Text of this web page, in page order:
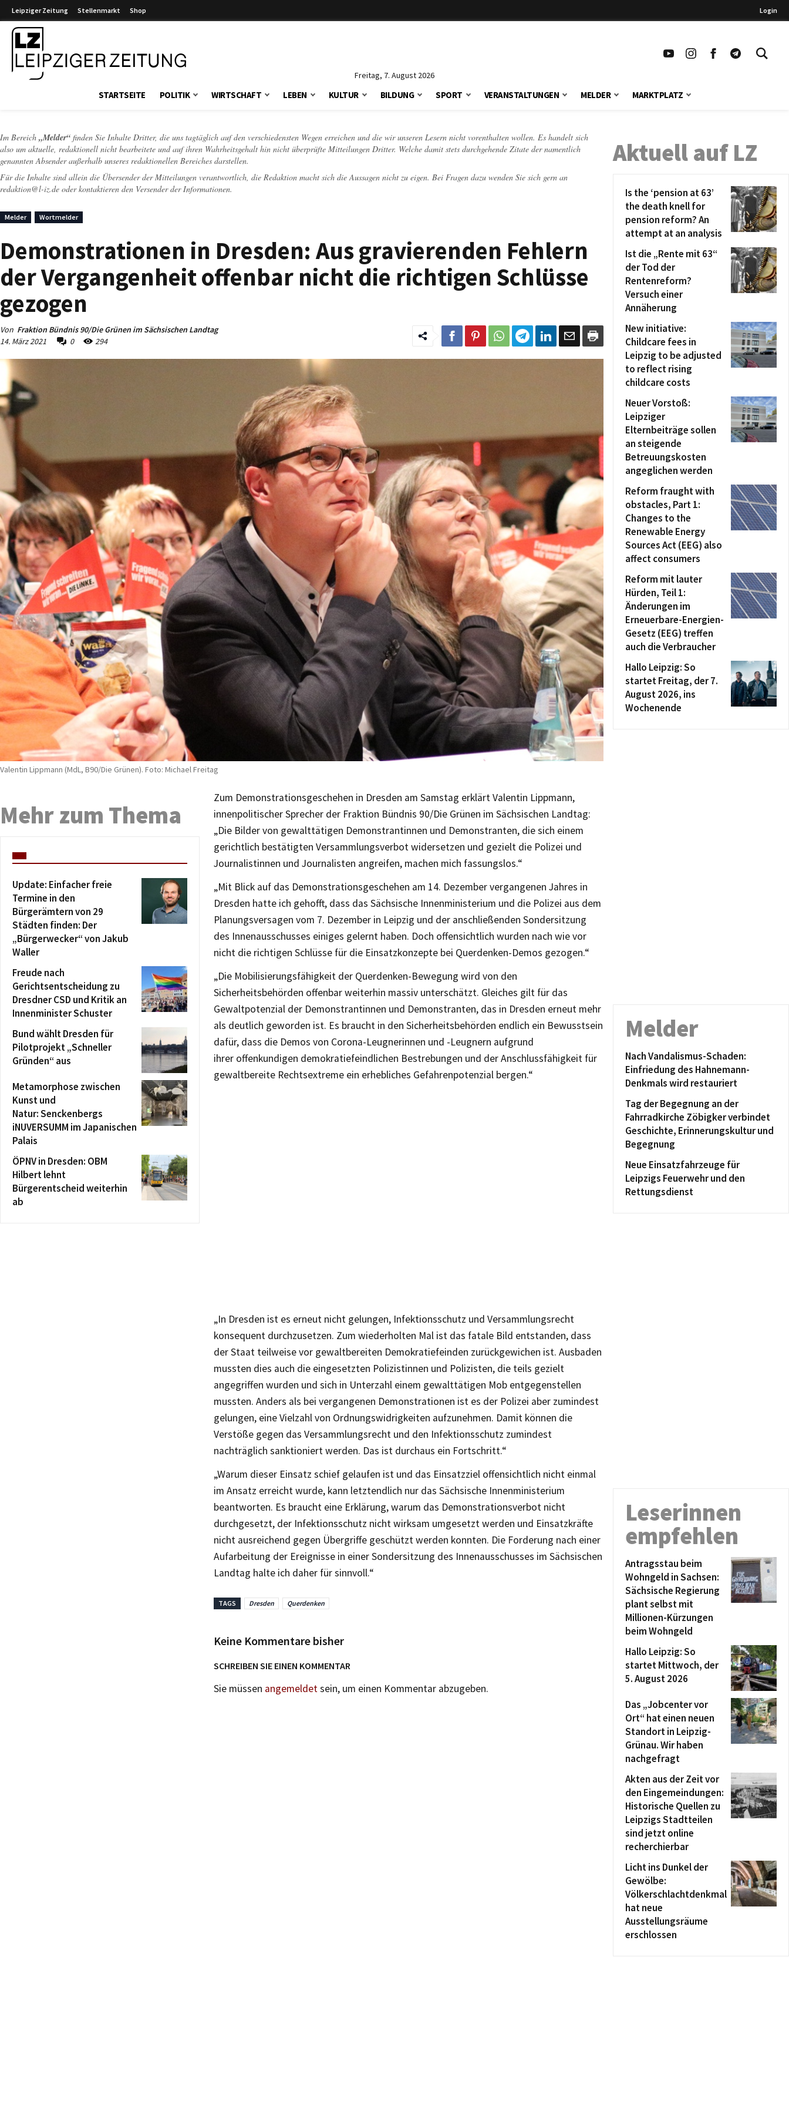
Leipziger Zeitung Stellenmarkt Shop Login
Freitag, 7. August 2026
STARTSEITE POLITIK WIRTSCHAFT LEBEN KULTUR BILDUNG SPORT VERANSTALTUNGEN MELDER MARKTPLATZ
Im Bereich „Melder“ finden Sie Inhalte Dritter, die uns tagtäglich auf den verschiedensten Wegen erreichen und die wir unseren Lesern nicht vorenthalten wollen. Es handelt sich
also um aktuelle, redaktionell nicht bearbeitete und auf ihren Wahrheitsgehalt hin nicht überprüfte Mitteilungen Dritter. Welche damit stets durchgehende Zitate der namentlich
genannten Absender außerhalb unseres redaktionellen Bereiches darstellen.
Für die Inhalte sind allein die Übersender der Mitteilungen verantwortlich, die Redaktion macht sich die Aussagen nicht zu eigen. Bei Fragen dazu wenden Sie sich gern an
redaktion@l-iz.de oder kontaktieren den Versender der Informationen.
Melder Wortmelder
Demonstrationen in Dresden: Aus gravierenden Fehlern
der Vergangenheit offenbar nicht die richtigen Schlüsse
gezogen
Von Fraktion Bündnis 90/Die Grünen im Sächsischen Landtag
14. März 2021
0 294
Valentin Lippmann (MdL, B90/Die Grünen). Foto: Michael Freitag
Zum Demonstrationsgeschehen in Dresden am Samstag erklärt Valentin Lippmann,
innenpolitischer Sprecher der Fraktion Bündnis 90/Die Grünen im Sächsischen Landtag:
„Die Bilder von gewalttätigen Demonstrantinnen und Demonstranten, die sich einem
gerichtlich bestätigten Versammlungsverbot widersetzen und gezielt die Polizei und
Journalistinnen und Journalisten angreifen, machen mich fassungslos.“
„Mit Blick auf das Demonstrationsgeschehen am 14. Dezember vergangenen Jahres in
Dresden hatte ich gehofft, dass das Sächsische Innenministerium und die Polizei aus dem
Planungsversagen vom 7. Dezember in Leipzig und der anschließenden Sondersitzung
des Innenausschusses einiges gelernt haben. Doch offensichtlich wurden nach wie vor
nicht die richtigen Schlüsse für die Einsatzkonzepte bei Querdenken-Demos gezogen.“
„Die Mobilisierungsfähigkeit der Querdenken-Bewegung wird von den
Sicherheitsbehörden offenbar weiterhin massiv unterschätzt. Gleiches gilt für das
Gewaltpotenzial der Demonstrantinnen und Demonstranten, das in Dresden erneut mehr
als deutlich geworden ist. Es braucht in den Sicherheitsbehörden endlich ein Bewusstsein
dafür, dass die Demos von Corona-Leugnerinnen und -Leugnern aufgrund
ihrer offenkundigen demokratiefeindlichen Bestrebungen und der Anschlussfähigkeit für
gewaltbereite Rechtsextreme ein erhebliches Gefahrenpotenzial bergen.“
„In Dresden ist es erneut nicht gelungen, Infektionsschutz und Versammlungsrecht
konsequent durchzusetzen. Zum wiederholten Mal ist das fatale Bild entstanden, dass
der Staat teilweise vor gewaltbereiten Demokratiefeinden zurückgewichen ist. Ausbaden
mussten dies auch die eingesetzten Polizistinnen und Polizisten, die teils gezielt
angegriffen wurden und sich in Unterzahl einem gewalttätigen Mob entgegenstellen
mussten. Anders als bei vergangenen Demonstrationen ist es der Polizei aber zumindest
gelungen, eine Vielzahl von Ordnungswidrigkeiten aufzunehmen. Damit können die
Verstöße gegen das Versammlungsrecht und den Infektionsschutz zumindest
nachträglich sanktioniert werden. Das ist durchaus ein Fortschritt.“
„Warum dieser Einsatz schief gelaufen ist und das Einsatzziel offensichtlich nicht einmal
im Ansatz erreicht wurde, kann letztendlich nur das Sächsische Innenministerium
beantworten. Es braucht eine Erklärung, warum das Demonstrationsverbot nicht
durchgesetzt, der Infektionsschutz nicht wirksam umgesetzt werden und Einsatzkräfte
nicht ausreichend gegen Übergriffe geschützt werden konnten. Die Forderung nach einer
Aufarbeitung der Ereignisse in einer Sondersitzung des Innenausschusses im Sächsischen
Landtag halte ich daher für sinnvoll.“
TAGS Dresden Querdenken
Keine Kommentare bisher
SCHREIBEN SIE EINEN KOMMENTAR
Sie müssen angemeldetsein, um einen Kommentar abzugeben.
Mehr zum Thema
Update: Einfacher freie
Termine in den
Bürgerämtern von 29
Städten finden: Der
„Bürgerwecker“ von Jakub
Waller
Freude nach
Gerichtsentscheidung zu
Dresdner CSD und Kritik an
Innenminister Schuster
Bund wählt Dresden für
Pilotprojekt „Schneller
Gründen“ aus
Metamorphose zwischen
Kunst und
Natur: Senckenbergs
iNUVERSUMM im Japanischen
Palais
ÖPNV in Dresden: OBM
Hilbert lehnt
Bürgerentscheid weiterhin
ab
Aktuell auf LZ
Is the ‘pension at 63’
the death knell for
pension reform? An
attempt at an analysis
Ist die „Rente mit 63“
der Tod der
Rentenreform?
Versuch einer
Annäherung
New initiative:
Childcare fees in
Leipzig to be adjusted
to reflect rising
childcare costs
Neuer Vorstoß:
Leipziger
Elternbeiträge sollen
an steigende
Betreuungskosten
angeglichen werden
Reform fraught with
obstacles, Part 1:
Changes to the
Renewable Energy
Sources Act (EEG) also
affect consumers
Reform mit lauter
Hürden, Teil 1:
Änderungen im
Erneuerbare-Energien-
Gesetz (EEG) treffen
auch die Verbraucher
Hallo Leipzig: So
startet Freitag, der 7.
August 2026, ins
Wochenende
Melder
Nach Vandalismus-Schaden:
Einfriedung des Hahnemann-
Denkmals wird restauriert
Tag der Begegnung an der
Fahrradkirche Zöbigker verbindet
Geschichte, Erinnerungskultur und
Begegnung
Neue Einsatzfahrzeuge für
Leipzigs Feuerwehr und den
Rettungsdienst
Leserinnen
empfehlen
Antragsstau beim
Wohngeld in Sachsen:
Sächsische Regierung
plant selbst mit
Millionen-Kürzungen
beim Wohngeld
Hallo Leipzig: So
startet Mittwoch, der
5. August 2026
Das „Jobcenter vor
Ort“ hat einen neuen
Standort in Leipzig-
Grünau. Wir haben
nachgefragt
Akten aus der Zeit vor
den Eingemeindungen:
Historische Quellen zu
Leipzigs Stadtteilen
sind jetzt online
recherchierbar
Licht ins Dunkel der
Gewölbe:
Völkerschlachtdenkmal
hat neue
Ausstellungsräume
erschlossen